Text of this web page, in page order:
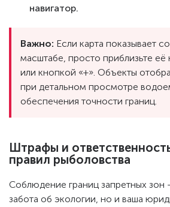
навигатор.
Важно: Если карта показывает
масштабе, просто приблизьте
или кнопкой «+». Объекты
при детальном просмотре
обеспечения точности границ.
Штрафы и
правил рыболовства
Соблюдение границ запретных зон
забота об экологии, но и ваша